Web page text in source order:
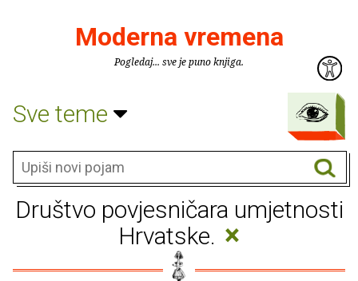
Moderna vremena
Pogledaj... sve je puno knjiga.
Sve teme
Društvo povjesničara umjetnosti
Hrvatske. ×